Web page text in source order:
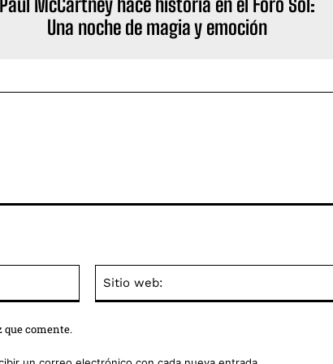
Una noche de magia y emoción
electrónico:*
que comente.